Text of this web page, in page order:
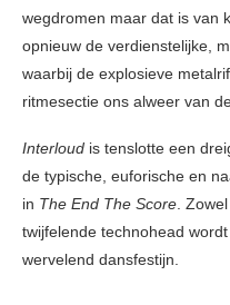
wegdromen maar dat is van
opnieuw de verdienstelijke,
waarbij de explosieve
ritmesectie ons alweer van
Interloud is tenslotte een
de typische, euforische en
in The End The Score .
twijfelende technohead
wervelend dansfestijn.